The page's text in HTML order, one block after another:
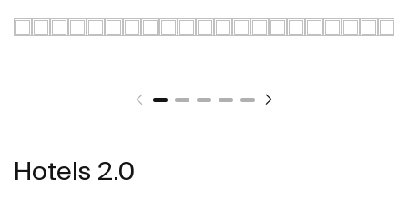
Hotels 2.0